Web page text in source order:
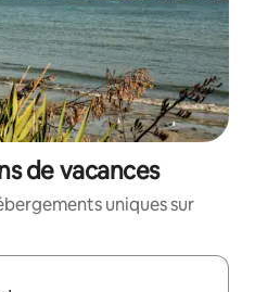
de vacances
uniques sur